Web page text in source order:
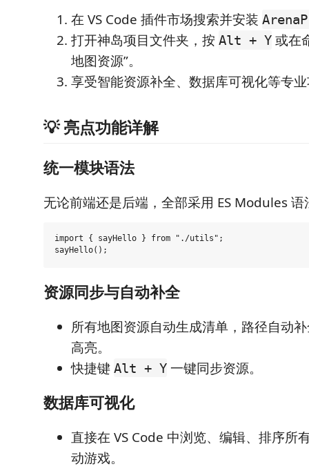
在 VS Code 插件市场搜索并安装
打开神岛项目文件夹，按 Alt + Y 或在
地图资源”。
享受智能资源补全、数据库可视化等专
💡 亮点功能详解
统一模块语法
无论前端还是后端，全部采用 ES Modules 语
import { sayHello } from "./utils";
资源同步与自动补全
所有地图资源自动生成清单，路径自动
高亮。
快捷键 Alt + Y 一键同步资源。
数据库可视化
直接在 VS Code 中浏览、编辑、排序所
动游戏。